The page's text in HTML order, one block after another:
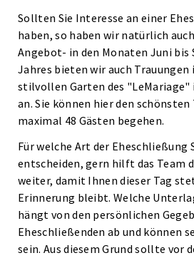
Sollten Sie Interesse an einer
haben, so haben wir natürlich
Angebot- in den Monaten Juni bis
Jahres bieten wir auch
stilvollen Garten des
an. Sie können hier den
maximal 48 Gästen begehen.
Für welche Art der Eheschließung
entscheiden, gern hilft das Team
weiter, damit Ihnen dieser Tag
Erinnerung bleibt. Welche
hängt von den persönlichen
Eheschließenden ab und können
sein. Aus diesem Grund sollte vor